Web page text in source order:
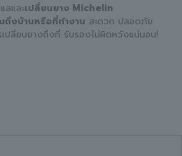
ลและเปลี่ยนยาง Michelin
งบ้านหรือที่ทำงาน สะดวก ปลอดภัย
เปลี่ยนยางถึงที่ รับรองไม่ผิดหวังแน่นอน!